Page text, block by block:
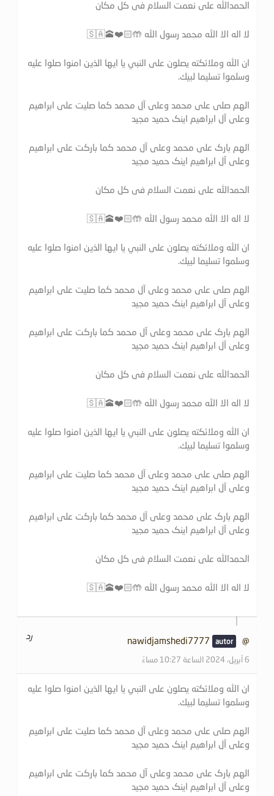
الحمدالله علی نعمت السلام فی کل مکان
لا اله الا الله محمد رسول الله 🤲🏻❤️🕋🇸🇦
ان الله وملائكته يصلون على النبي يا ايها الذين امنوا صلوا عليه
وسلموا تسليما لبيك.
الهم صلی علی محمد وعلی آل محمد کما صلیت علی ابراهیم
وعلی آل ابراهیم اینک حمید مجید
الهم بارک علی محمد وعلی آل محمد کما بارکت علی ابراهیم
وعلی آل ابراهیم اینک حمید مجید
الحمدالله علی نعمت السلام فی کل مکان
لا اله الا الله محمد رسول الله 🤲🏻❤️🕋🇸🇦
ان الله وملائكته يصلون على النبي يا ايها الذين امنوا صلوا عليه
وسلموا تسليما لبيك.
الهم صلی علی محمد وعلی آل محمد کما صلیت علی ابراهیم
وعلی آل ابراهیم اینک حمید مجید
الهم بارک علی محمد وعلی آل محمد کما بارکت علی ابراهیم
وعلی آل ابراهیم اینک حمید مجید
الحمدالله علی نعمت السلام فی کل مکان
لا اله الا الله محمد رسول الله 🤲🏻❤️🕋🇸🇦
ان الله وملائكته يصلون على النبي يا ايها الذين امنوا صلوا عليه
وسلموا تسليما لبيك.
الهم صلی علی محمد وعلی آل محمد کما صلیت علی ابراهیم
وعلی آل ابراهیم اینک حمید مجید
الهم بارک علی محمد وعلی آل محمد کما بارکت علی ابراهیم
وعلی آل ابراهیم اینک حمید مجید
الحمدالله علی نعمت السلام فی کل مکان
لا اله الا الله محمد رسول الله 🤲🏻❤️🕋🇸🇦
@nawidjamshedi7777
6 أبريل، 2024 الساعة 10:27 مساءً
رد
ان الله وملائكته يصلون على النبي يا ايها الذين امنوا صلوا عليه
وسلموا تسليما لبيك.
الهم صلی علی محمد وعلی آل محمد کما صلیت علی ابراهیم
وعلی آل ابراهیم اینک حمید مجید
الهم بارک علی محمد وعلی آل محمد کما بارکت علی ابراهیم
وعلی آل ابراهیم اینک حمید مجید